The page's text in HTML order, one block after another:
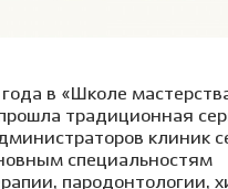
в «Школе
традиционная
клиник
специальностям
пародонтологии,